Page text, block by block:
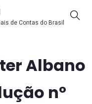
de Contas do Brasil
Albano
nº